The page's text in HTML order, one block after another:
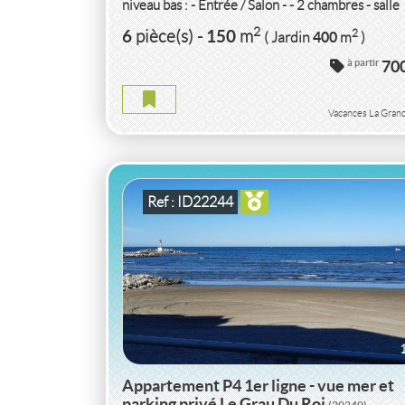
niveau bas : - Entrée / Salon - - 2 chambres - salle
d'eau/wc. A l'étage...
6pièce(s)-150m2 ( Jardin400m2)
à partir
Vacances La
Ref : ID22244
VACANCES APPARTEMENT P4 1ER
VUE MER ET PARKING PRIVÉGARD
APPARTEMENT P4 1ER LIGNE - VUE MER
4pièce(s)-70m ( Terrasse10m )
Appartement P4 1er ligne - vue mer et